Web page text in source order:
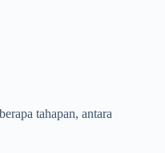
tahapan, antara